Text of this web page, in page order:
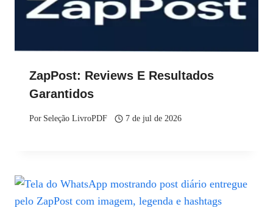
ZapPost: Reviews E Resultados
Garantidos
Por Seleção LivroPDF 7 de jul de 2026